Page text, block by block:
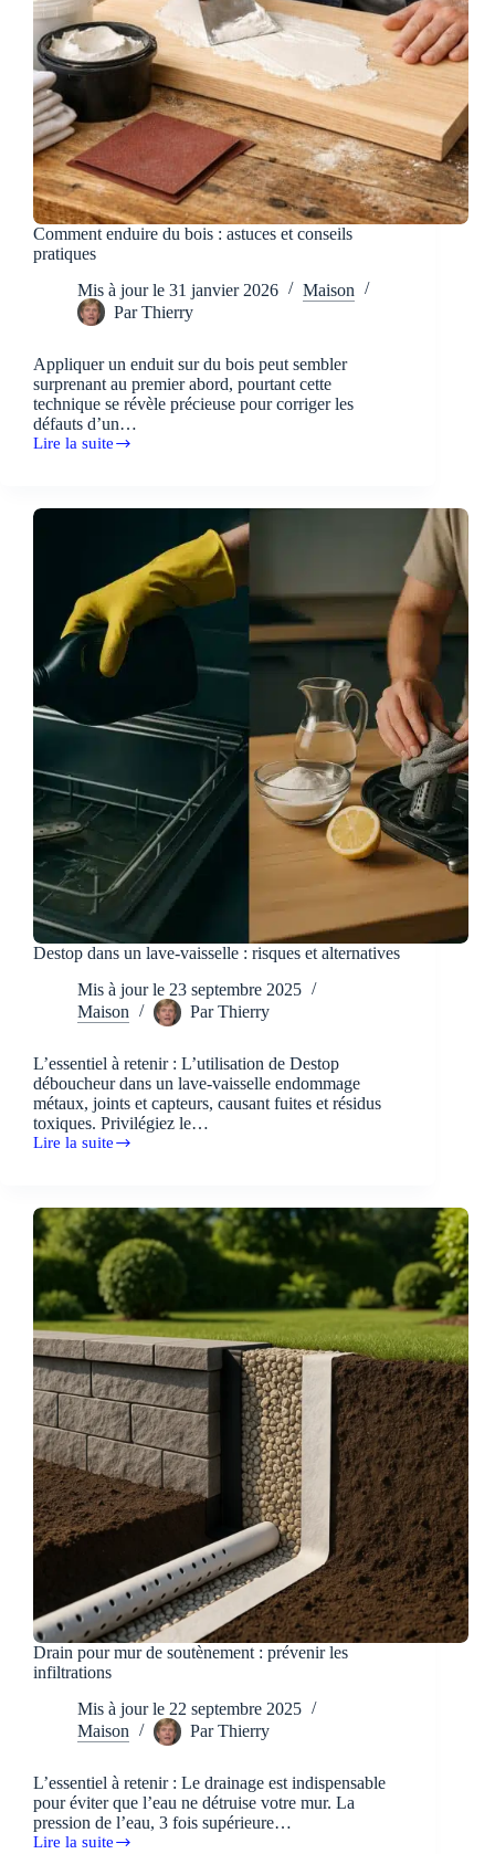
Comment enduire du bois : astuces et conseils
pratiques
Mis à jour le 31 janvier 2026
Maison
Par Thierry
Appliquer un enduit sur du bois peut sembler
surprenant au premier abord, pourtant cette
technique se révèle précieuse pour corriger les
défauts d’un…
Lire la suite
Comment
bois
pratiques
Destop dans un lave-vaisselle : risques et alternatives
Mis à jour le 23 septembre 2025
Maison
Par Thierry
L’essentiel à retenir : L’utilisation de Destop
déboucheur dans un lave-vaisselle endommage
métaux, joints et capteurs, causant fuites et résidus
toxiques. Privilégiez le…
Lire la suite
Destop
lave-
vaisselle
:
risques
alternatives
Drain pour mur de soutènement : prévenir les
infiltrations
Mis à jour le 22 septembre 2025
Maison
Par Thierry
L’essentiel à retenir : Le drainage est indispensable
pour éviter que l’eau ne détruise votre mur. La
pression de l’eau, 3 fois supérieure…
Lire la suite
Drain